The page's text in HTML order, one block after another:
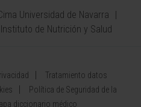
Universidad de Navarra
Instituto de Nutrición y Salud
Tratamiento datos
Política de Seguridad de la
diccionario médico